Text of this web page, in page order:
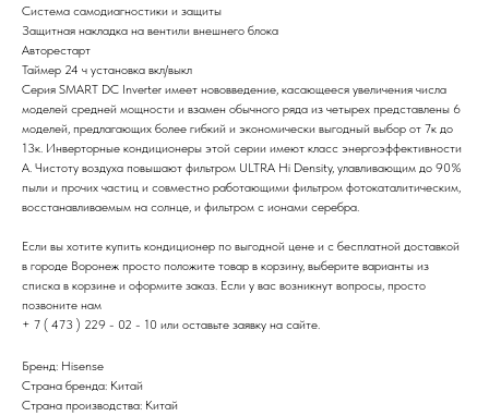
Система самодиагностики и защиты
Защитная накладка на вентили внешнего блока
Авторестарт
Таймер 24 ч установка вкл/выкл
Серия SMART DC Inverter имеет нововведение, касающееся увеличения числа
моделей средней мощности и взамен обычного ряда из четырех представлены 6
моделей, предлагающих более гибкий и экономически выгодный выбор от 7к до
13к. Инверторные кондиционеры этой серии имеют класс энергоэффективности
А. Чистоту воздуха повышают фильтром ULTRA Hi Density, улавливающим до 90%
пыли и прочих частиц и совместно работающими фильтром фотокаталитическим,
восстанавливаемым на солнце, и фильтром с ионами серебра.
Если вы хотите купить кондиционер по выгодной цене и с бесплатной доставкой
в городе Воронеж просто положите товар в корзину, выберите варианты из
списка в корзине и оформите заказ. Если у вас возникнут вопросы, просто
позвоните нам
+ 7 ( 473 ) 229 - 02 - 10 или оставьте заявку на сайте.
Бренд: Hisense
Страна бренда: Китай
Страна производства: Китай